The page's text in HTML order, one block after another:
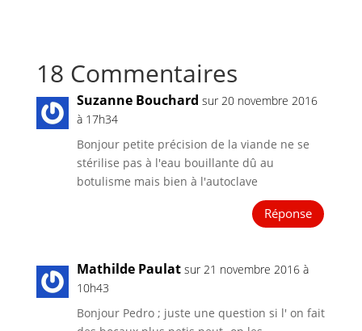
18 Commentaires
Suzanne Bouchard sur 20 novembre 2016
à 17h34
Bonjour petite précision de la viande ne se
stérilise pas à l'eau bouillante dû au
botulisme mais bien à l'autoclave
Réponse
Mathilde Paulat sur 21 novembre 2016 à
10h43
Bonjour Pedro ; juste une question si l' on fait